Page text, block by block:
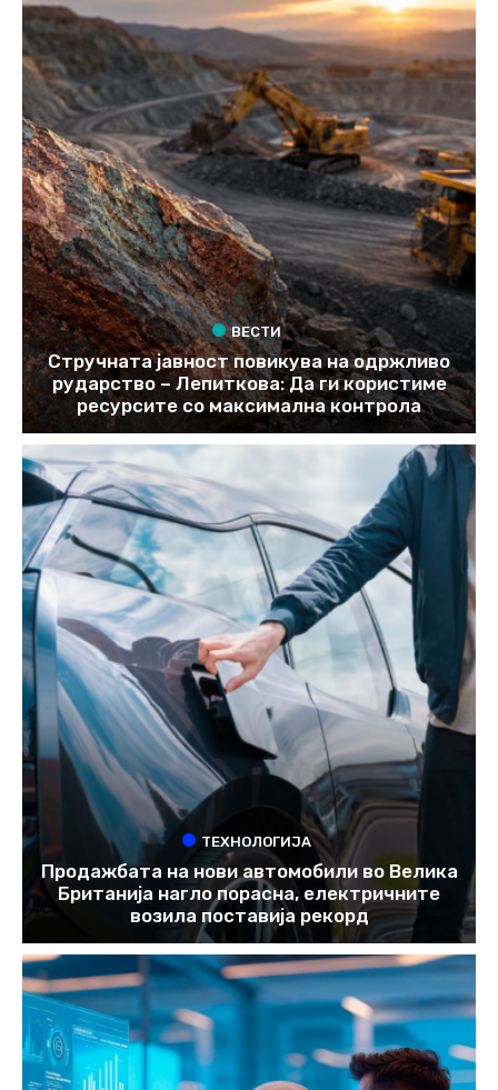
ВЕСТИ
Стручната јавност повикува на одржливо
рударство – Лепиткова: Да ги користиме
ресурсите со максимална контрола
ТЕХНОЛОГИЈА
Продажбата на нови автомобили во Велика
Британија нагло порасна, електричните
возила поставија рекорд